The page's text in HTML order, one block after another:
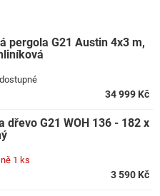
pergola G21 Austin 4x3 m,
34 999 Kč
dřevo G21 WOH 136 - 182 x
1 ks
3 590 Kč